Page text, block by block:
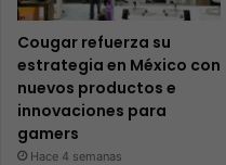
Cougar refuerza su
estrategia en México con
nuevos productos e
innovaciones para
gamers
Hace 4 semanas